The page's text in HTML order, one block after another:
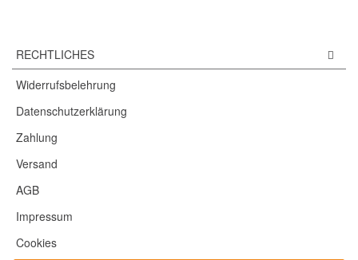
RECHTLICHES
Widerrufsbelehrung
Datenschutzerklärung
Zahlung
Versand
AGB
Impressum
Cookies